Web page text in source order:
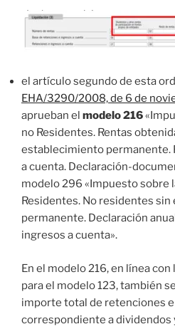
el artículo segundo de esta
EHA/3290/2008, de 6 de
aprueban el modelo 216
no Residentes. Rentas
establecimiento permanente.
a cuenta. Declaración-
modelo 296 «Impuesto sobre
Residentes. No residentes
permanente. Declaración
ingresos a cuenta».
En el modelo 216, en línea
para el modelo 123, también
importe total de retenciones
correspondiente a dividendos